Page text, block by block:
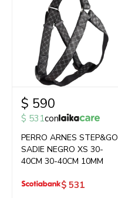
$ 590
$ 531con
PERRO ARNES STEP&GO
SADIE NEGRO XS 30-
40CM 30-40CM 10MM
$ 531